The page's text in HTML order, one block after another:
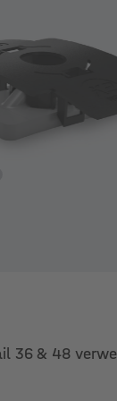
36 & 48